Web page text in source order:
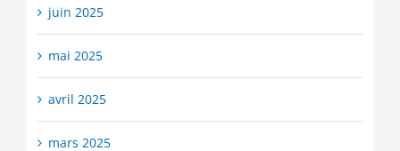
juin 2025
mai 2025
avril 2025
mars 2025